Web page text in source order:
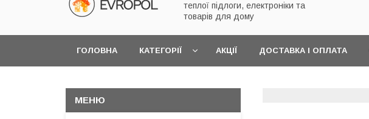
теплої підлоги, електроніки та
товарів для дому
ГОЛОВНА КАТЕГОРІЇ АКЦІЇ ДОСТАВКА І ОПЛАТА